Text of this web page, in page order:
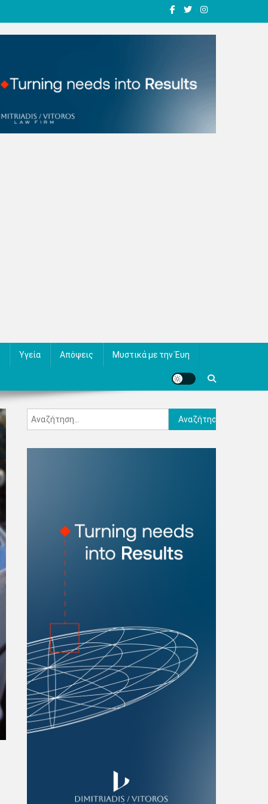
Υγεία Απόψεις Μυστικά με την Έυη
Αναζήτηση
για: